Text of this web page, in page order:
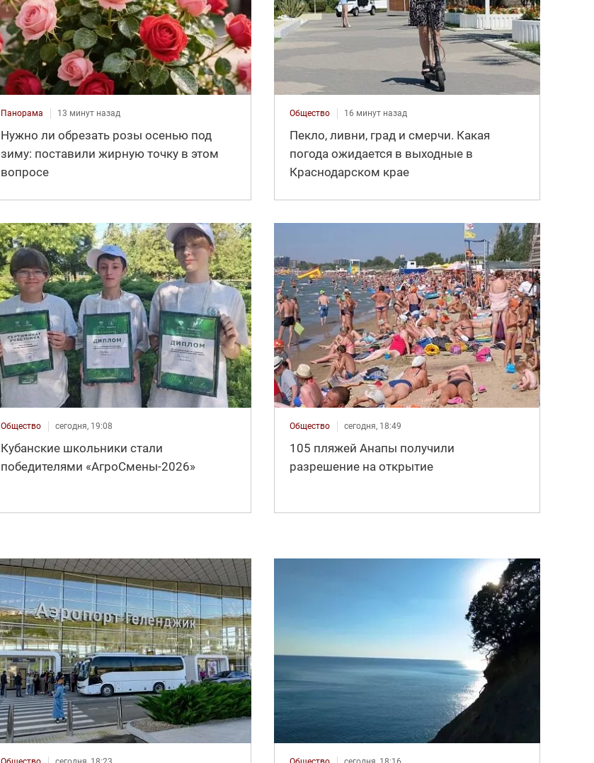
Панорама 13 минут назад
Нужно ли обрезать розы осенью под
зиму: поставили жирную точку в этом
вопросе
Общество 16 минут назад
Пекло, ливни, град и смерчи. Какая
погода ожидается в выходные в
Краснодарском крае
Общество сегодня, 19:08
Кубанские школьники стали
победителями «АгроСмены-2026»
Общество сегодня, 18:49
105 пляжей Анапы получили
разрешение на открытие